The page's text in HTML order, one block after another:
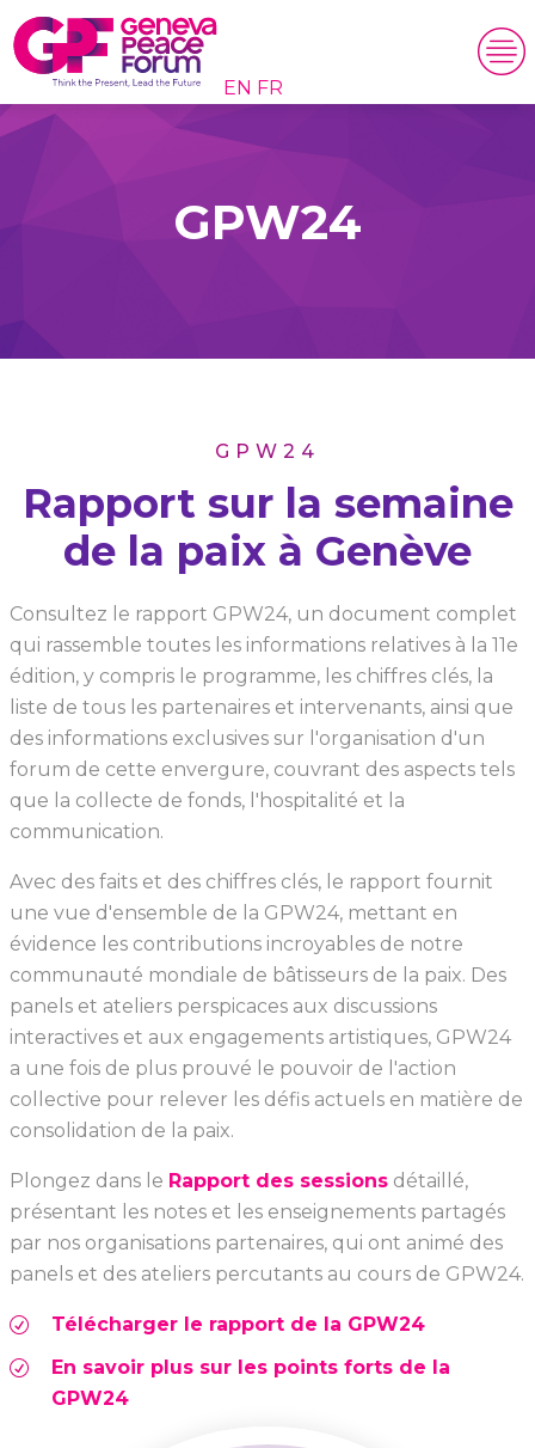
EN FR
GPW24
GPW24
Rapport sur la semaine
de la paix à Genève
Consultez le rapport GPW24, un document complet
qui rassemble toutes les informations relatives à la 11e
édition, y compris le programme, les chiffres clés, la
liste de tous les partenaires et intervenants, ainsi que
des informations exclusives sur l'organisation d'un
forum de cette envergure, couvrant des aspects tels
que la collecte de fonds, l'hospitalité et la
communication.
Avec des faits et des chiffres clés, le rapport fournit
une vue d'ensemble de la GPW24, mettant en
évidence les contributions incroyables de notre
communauté mondiale de bâtisseurs de la paix. Des
panels et ateliers perspicaces aux discussions
interactives et aux engagements artistiques, GPW24
a une fois de plus prouvé le pouvoir de l'action
collective pour relever les défis actuels en matière de
consolidation de la paix.
Plongez dans le Rapport des sessions détaillé,
présentant les notes et les enseignements partagés
par nos organisations partenaires, qui ont animé des
panels et des ateliers percutants au cours de GPW24.
Télécharger le rapport de la GPW24
En savoir plus sur les points forts de la
GPW24